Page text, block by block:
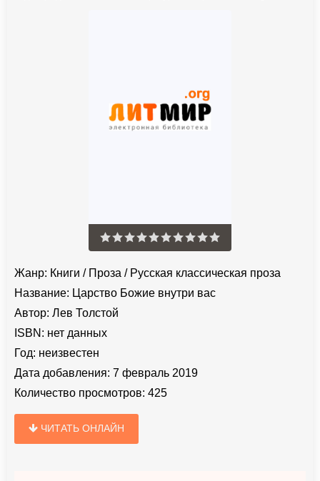
Жанр: Книги / Проза / Русская классическая проза
Название: Царство Божие внутри вас
Автор: Лев Толстой
ISBN: нет данных
Год: неизвестен
Дата добавления: 7 февраль 2019
Количество просмотров: 425
ЧИТАТЬ ОНЛАЙН